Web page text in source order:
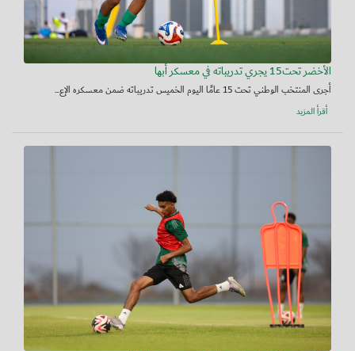
الأخضر تحت15 يجري تدريباته في معسكر أبها
أجرى المنتخب الوطني تحت 15 عامًا اليوم الخميس تدريباته ضمن معسكره الإع...
أقرأ المزيد